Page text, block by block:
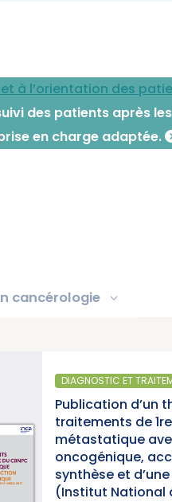
à l’orientation des
des patients après
en charge adaptée.
cancérologie
sur les
CBNPC
d’une
de données